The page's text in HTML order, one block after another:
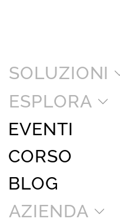
SOLUZIONI
ESPLORA
EVENTI
CORSO
BLOG
AZIENDA